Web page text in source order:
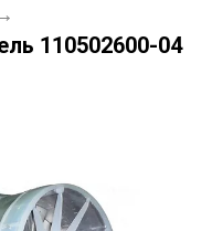
110502600-04